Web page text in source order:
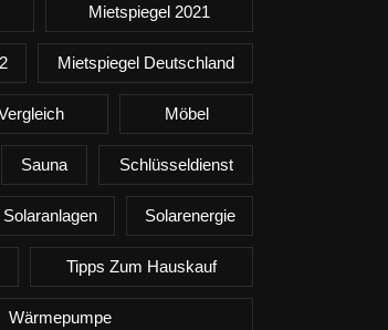
Mietspiegel 2021
Mietspiegel Deutschland
Möbel
Sauna Schlüsseldienst
Solaranlagen Solarenergie
Tipps Zum Hauskauf
Wärmepumpe